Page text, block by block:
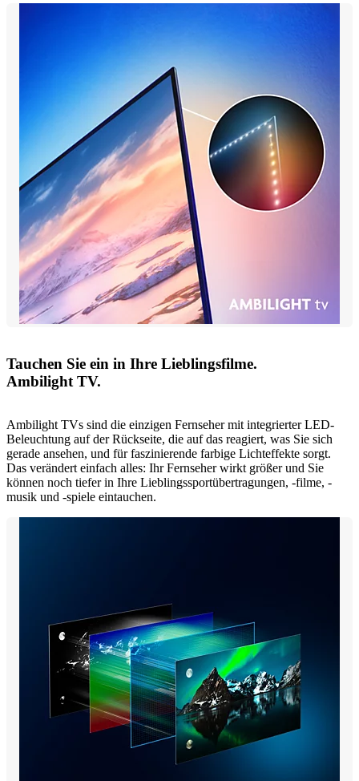
Tauchen Sie ein in Ihre Lieblingsfilme.
Ambilight TV.
Ambilight TVs sind die einzigen Fernseher mit integrierter LED-
Beleuchtung auf der Rückseite, die auf das reagiert, was Sie sich
gerade ansehen, und für faszinierende farbige Lichteffekte sorgt.
Das verändert einfach alles: Ihr Fernseher wirkt größer und Sie
können noch tiefer in Ihre Lieblingssportübertragungen, -filme, -
musik und -spiele eintauchen.